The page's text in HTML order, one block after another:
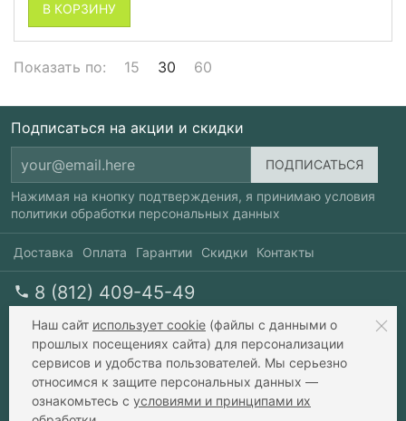
В КОРЗИНУ
Показать по: 15 30 60
Подписаться на акции и скидки
Нажимая на кнопку подтверждения, я принимаю условия
политики обработки персональных данных
Доставка Оплата Гарантии Скидки Контакты
8 (812) 409-45-49
перезвоните мне
пн-пт 10-20, сб 10-17
info@xavax.ru
Наш сайт использует cookie (файлы с данными о
прошлых посещениях сайта) для персонализации
сервисов и удобства пользователей. Мы серьезно
относимся к защите персональных данных —
ознакомьтесь с условиями и принципами их